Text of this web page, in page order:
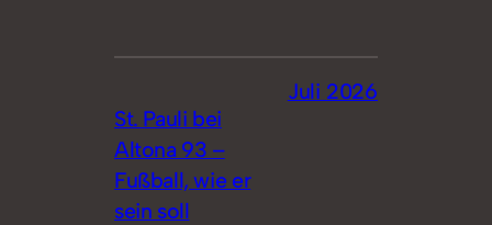
St. Pauli bei
Altona 93 –
Fußball, wie er
sein soll
Juli 2026